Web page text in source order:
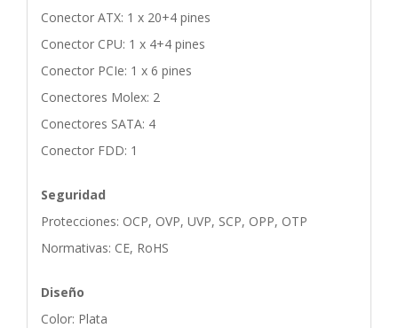
Conector ATX: 1 x 20+4 pines
Conector CPU: 1 x 4+4 pines
Conector PCIe: 1 x 6 pines
Conectores Molex: 2
Conectores SATA: 4
Conector FDD: 1
Seguridad
Protecciones: OCP, OVP, UVP, SCP, OPP, OTP
Normativas: CE, RoHS
Diseño
Color: Plata